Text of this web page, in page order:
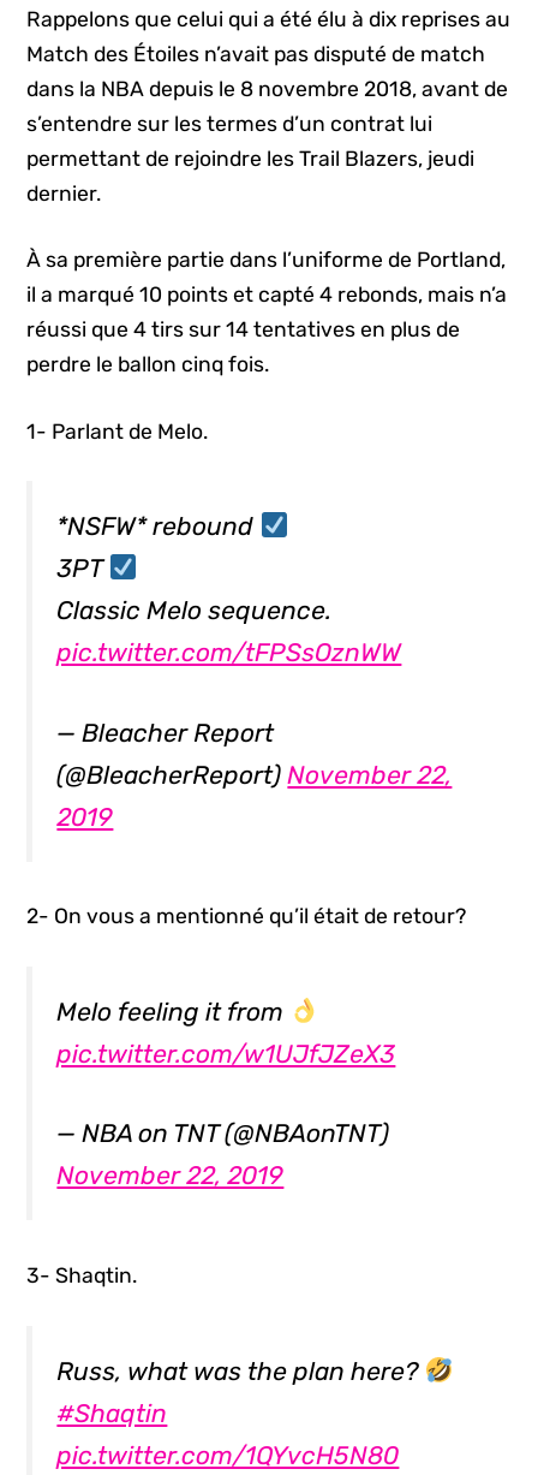
Rappelons que celui qui a été élu à dix reprises au
Match des Étoiles n’avait pas disputé de match
dans la NBA depuis le 8 novembre 2018, avant de
s’entendre sur les termes d’un contrat lui
permettant de rejoindre les Trail Blazers, jeudi
dernier.
À sa première partie dans l’uniforme de Portland,
il a marqué 10 points et capté 4 rebonds, mais n’a
réussi que 4 tirs sur 14 tentatives en plus de
perdre le ballon cinq fois.
1- Parlant de Melo.
*NSFW* rebound
3PT
Classic Melo sequence.
pic.twitter.com/tFPSsOznWW
— Bleacher Report
(@BleacherReport)November 22,
2019
2- On vous a mentionné qu’il était de retour?
Melo feeling it from
pic.twitter.com/w1UJfJZeX3
— NBA on TNT (@NBAonTNT)
November 22, 2019
3- Shaqtin.
Russ, what was the plan here?
#Shaqtin
pic.twitter.com/1QYvcH5N80